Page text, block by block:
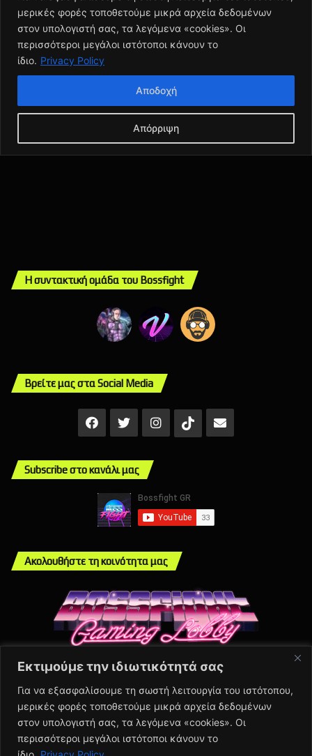
Εκτιμούμε την ιδιωτικότητά σας
Για να εξασφαλίσουμε τη σωστή λειτουργία του ιστότοπου,
μερικές φορές τοποθετούμε μικρά αρχεία δεδομένων
στον υπολογιστή σας, τα λεγόμενα «cookies». Οι
περισσότεροι μεγάλοι ιστότοποι κάνουν το
Η συντακτική ομάδα του Bossfight
Βρείτε μας στα Social Media
Facebook
X InstagramTikTokMail
Subscribe στο κανάλι μας
Ακολουθήστε τη κοινότητα μας
About Us
Πολιτική Απορρήτου
Contact Us